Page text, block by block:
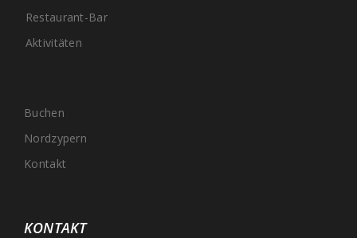
Restaurant-Bar
Aktivitäten
Buchen
Nordzypern
Kontakt
KONTAKT